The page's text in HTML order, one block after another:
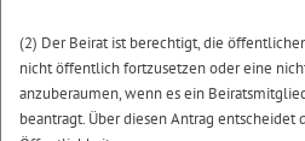
(2) Der Beirat ist berechtigt, die
nicht öffentlich fortzusetzen oder eine
anzuberaumen, wenn es ein
beantragt. Über diesen Antrag entscheidet